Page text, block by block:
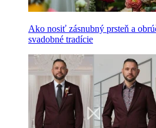
Ako nosiť zásnubný prsteň a
svadobné tradície